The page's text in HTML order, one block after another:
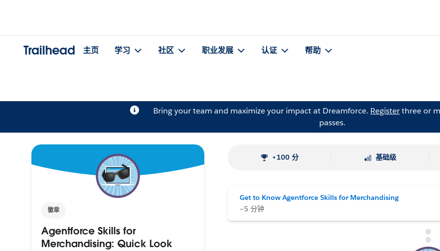
Trailhead 主页 学习 社区 职业发展 认证 帮助
Bring your team and maximize your impact at Dreamforce. Registerthree or
passes.
徽章
Agentforce Skills for
Merchandising: Quick Look
+100 分 基础级
Get to Know Agentforce Skills for Merchandising
~5 分钟